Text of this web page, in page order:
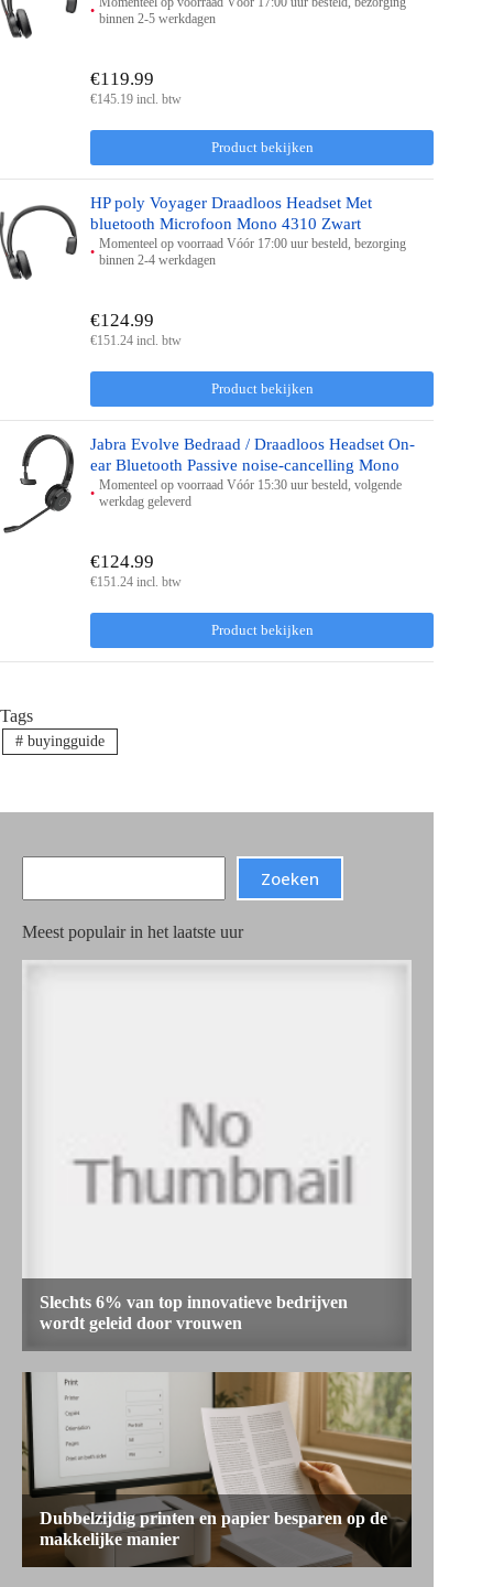
binnen 2-5 werkdagen
Product bekijken
€119.99
€145.19 incl. btw
HP poly Voyager Draadloos Headset Met
bluetooth Microfoon Mono 4310 Zwart
Momenteel op voorraad Vóór 17:00 uur besteld, bezorging
binnen 2-4 werkdagen
Product bekijken
€124.99
€151.24 incl. btw
Jabra Evolve Bedraad / Draadloos Headset On-
ear Bluetooth Passive noise-cancelling Mono
Momenteel op voorraad Vóór 15:30 uur besteld, volgende
werkdag geleverd
Product bekijken
€124.99
€151.24 incl. btw
Tags
#buyingguide
Zoeken
Meest populair in het laatste uur